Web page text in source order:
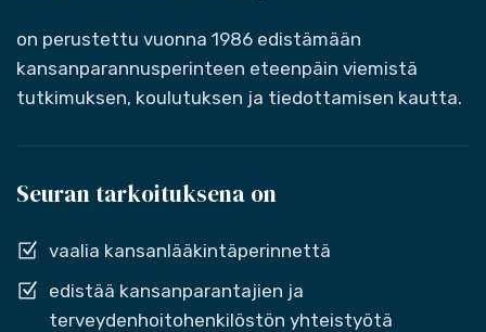
on perustettu vuonna 1986 edistämään
kansanparannusperinteen eteenpäin viemistä
tutkimuksen, koulutuksen ja tiedottamisen kautta.
Seuran tarkoituksena on
vaalia kansanlääkintäperinnettä
edistää kansanparantajien ja
terveydenhoitohenkilöstön yhteistyötä